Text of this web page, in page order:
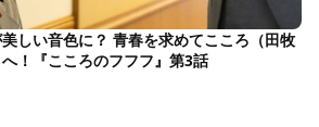
しい音色に？ 青春を求めてこころ（田牧
！『こころのフフフ』第3話